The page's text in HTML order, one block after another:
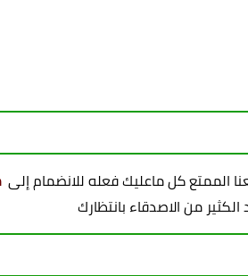
الممتع كل ماعليك فعله للانضمام إلى
من الاصدقاء بانتظارك